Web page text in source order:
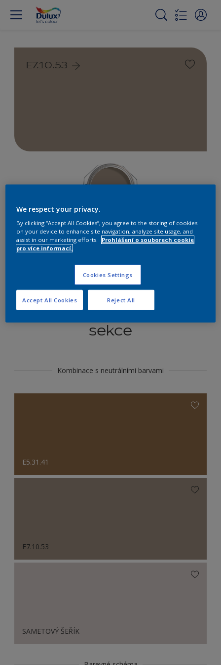
E7.10.53
Najít výrobek v tomto odstínu
Koordinovat barevné
sekce
Kombinace s neutrálními barvami
E5.31.41
E7.10.53
SAMETOVÝ ŠEŘÍK
We respect your privacy.
By clicking “Accept All Cookies”, you agree to the storing of cookies
on your device to enhance site navigation, analyze site usage, and
assist in our marketing efforts.
Prohlášení o souborech cookie
pro více informací.
Cookies Settings
Reject All
Accept All Cookies